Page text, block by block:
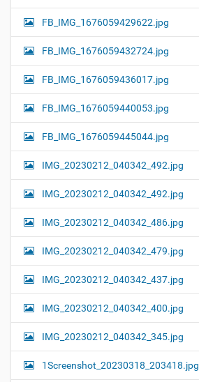
FB_IMG_1676059429622.jpg
FB_IMG_1676059432724.jpg
FB_IMG_1676059436017.jpg
FB_IMG_1676059440053.jpg
FB_IMG_1676059445044.jpg
IMG_20230212_040342_492.jpg
IMG_20230212_040342_492.jpg
IMG_20230212_040342_486.jpg
IMG_20230212_040342_479.jpg
IMG_20230212_040342_437.jpg
IMG_20230212_040342_400.jpg
IMG_20230212_040342_345.jpg
1Screenshot_20230318_203418.jpg